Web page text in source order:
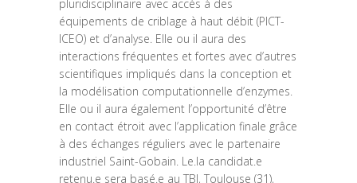
pluridisciplinaire avec accès à des
équipements de criblage à haut débit (PICT-
ICEO) et d’analyse. Elle ou il aura des
interactions fréquentes et fortes avec d’autres
scientifiques impliqués dans la conception et
la modélisation computationnelle d’enzymes.
Elle ou il aura également l’opportunité d’être
en contact étroit avec l’application finale grâce
à des échanges réguliers avec le partenaire
industriel Saint-Gobain. Le.la candidat.e
retenu.e sera basé.e au TBI, Toulouse (31),